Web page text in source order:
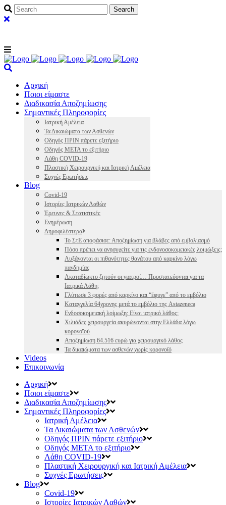
Αρχική
Ποιοι είμαστε
Διαδικασία Αποζημίωσης
Σημαντικές Πληροφορίες
Ιατρική Αμέλεια
Τα Δικαιώματα των Ασθενών
Οδηγός ΠΡΙΝ πάρετε εξιτήριο
Οδηγός ΜΕΤΑ το εξιτήριο
Λάθη COVID-19
Πλαστική Χειρουργική και Ιατρική Αμέλεια
Συχνές Ερωτήσεις
Blog
Covid-19
Ιστορίες Ιατρικών Λαθών
Έρευνες & Στατιστικές
Ενημέρωση
Δημοφιλέστερα
Το ΣτΕ αποφάσισε: Αποζημίωση για βλάβες από εμβολιασμό
Πόσο πρέπει να ανησυχείτε για τις ενδονοσοκομειακές λοιμώξεις;
Αυξάνονται οι πιθανότητες θανάτου από καρκίνο λόγω
πανδημίας
Ακαταδίωκτο ζητούν οι γιατροί… Προστατεύονται για τα
Ιατρικά Λάθη;
Γλύτωσε 3 φορές από καρκίνο και “έφυγε” από το εμβόλιο
Καταγγελία 64χρονης μετά το εμβόλιο της Astazeneca
Ενδοσοκομειακή λοίμωξη: Είναι ιατρικό λάθος;
Χιλιάδες χειρουργεία ακυρώνονται στην Ελλάδα λόγω
κορονοϊού
Αποζημίωση 64.516 ευρώ για χειρουργικό λάθος
Τα δικαιώματα των ασθενών χωρίς κορονοϊό
Videos
Επικοινωνία
Αρχική
Ποιοι είμαστε
Διαδικασία Αποζημίωσης
Σημαντικές Πληροφορίες
Ιατρική Αμέλεια
Τα Δικαιώματα των Ασθενών
Οδηγός ΠΡΙΝ πάρετε εξιτήριο
Οδηγός ΜΕΤΑ το εξιτήριο
Λάθη COVID-19
Πλαστική Χειρουργική και Ιατρική Αμέλεια
Συχνές Ερωτήσεις
Blog
Covid-19
Ιστορίες Ιατρικών Λαθών